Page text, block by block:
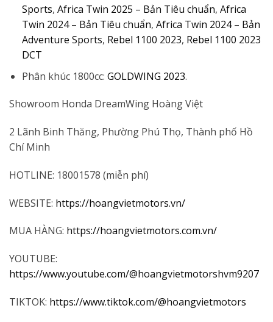
Sports, Africa Twin 2025 – Bản Tiêu chuẩn, Africa
Twin 2024 – Bản Tiêu chuẩn, Africa Twin 2024 – Bản
Adventure Sports, Rebel 1100 2023, Rebel 1100 2023
DCT
Phân khúc 1800cc: GOLDWING 2023.
Showroom Honda DreamWing Hoàng Việt
2 Lãnh Binh Thăng, Phường Phú Thọ, Thành phố Hồ
Chí Minh
HOTLINE: 18001578 (miễn phí)
WEBSITE: https://hoangvietmotors.vn/
MUA HÀNG: https://hoangvietmotors.com.vn/
YOUTUBE:
https://www.youtube.com/@hoangvietmotorshvm9207
TIKTOK: https://www.tiktok.com/@hoangvietmotors